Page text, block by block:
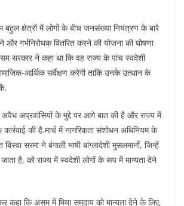
बहुल क्षेत्रों में लोगों के बीच जनसंख्या नियंत्रण के बारे
गर्भनिरोधक वितरित करने की योजना की घोषणा
सरकार ने कहा था कि वह राज्य के पांच स्वदेशी
आर्थिक सर्वेक्षण करेगी ताकि उनके उत्थान के
अप्रवासियों के मुद्दे पर आगे बात की है और राज्य में
की है.मार्च में नागरिकता संशोधन अधिनियम के
सरमा ने बंगाली भाषी बांग्लादेशी मुसलमानों, जिन्हें
जाता है, को राज्य में स्वदेशी लोगों के रूप में मान्यता देने
कहा कि असम में मिया समुदाय को मान्यता देने के लिए,